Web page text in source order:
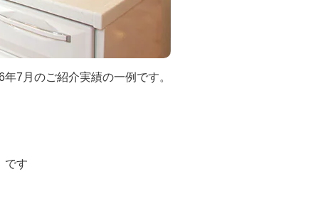
7月のご紹介実績の一例です。
です